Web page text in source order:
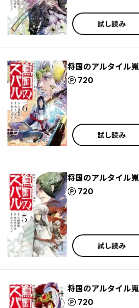
試し読み
将国のアルタイル
720
ポイント
試し読み
将国のアルタイル
720
ポイント
試し読み
将国のアルタイル
720
ポイント